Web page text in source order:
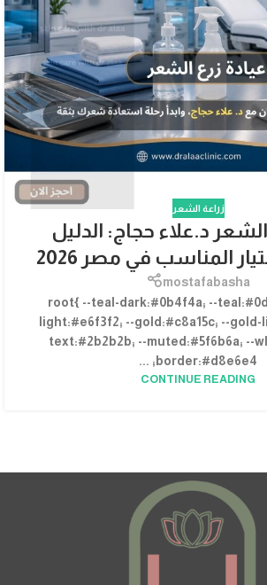
زراعة الشعر
د.علاء حجاج: الدليل
المناسب في مصر 2026
mostafabasha
:root{ --teal-dark:#0b4f4a; --
light:#e6f3f2; --gold:#c8a15c; --
text:#2b2b2b; --muted:#5f6b6a; --
border:#d8e6e4; ...
CONTINUE READING